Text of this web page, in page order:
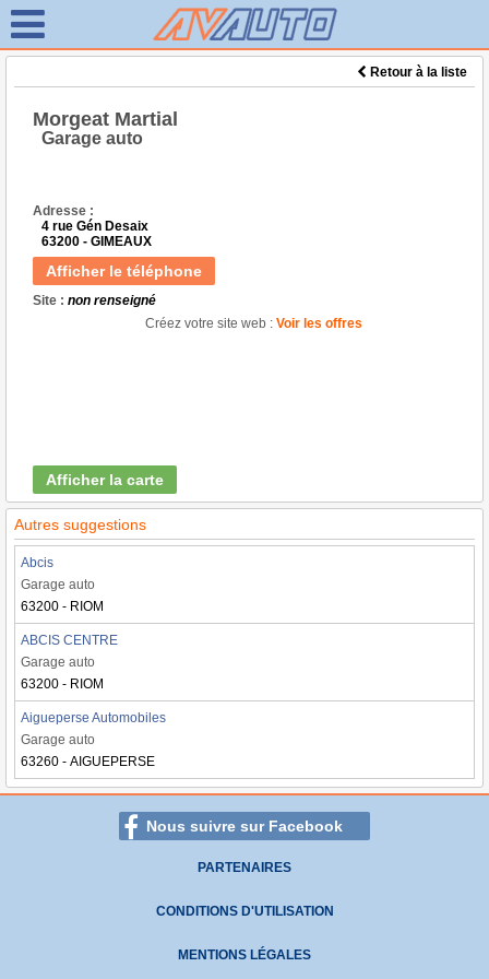
Retour à la liste
Morgeat Martial
Garage auto
Adresse :
4 rue Gén Desaix
63200 - GIMEAUX
Afficher le téléphone
Site : non renseigné
Créez votre site web : Voir les offres
Afficher la carte
Autres suggestions
Abcis
Garage auto
63200 - RIOM
ABCIS CENTRE
Garage auto
63200 - RIOM
Aigueperse Automobiles
Garage auto
63260 - AIGUEPERSE
Nous suivre sur Facebook
PARTENAIRES
CONDITIONS D'UTILISATION
MENTIONS LÉGALES